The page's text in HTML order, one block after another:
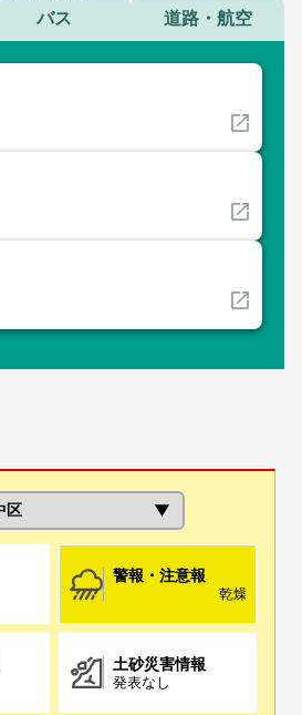
バス 道路・航空
警報・注意報
乾燥注意報
土砂災害情報
発表なし